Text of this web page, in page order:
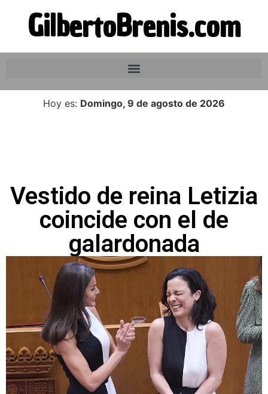
GilbertoBrenis.com
Hoy es: Domingo, 9 de agosto de 2026
Vestido de reina Letizia
coincide con el de
galardonada